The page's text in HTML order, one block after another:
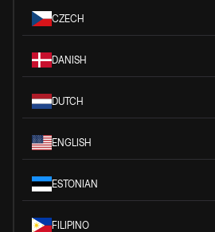
CZECH
DANISH
DUTCH
ENGLISH
ESTONIAN
FILIPINO